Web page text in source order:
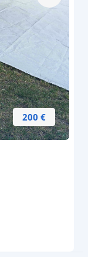
200 €